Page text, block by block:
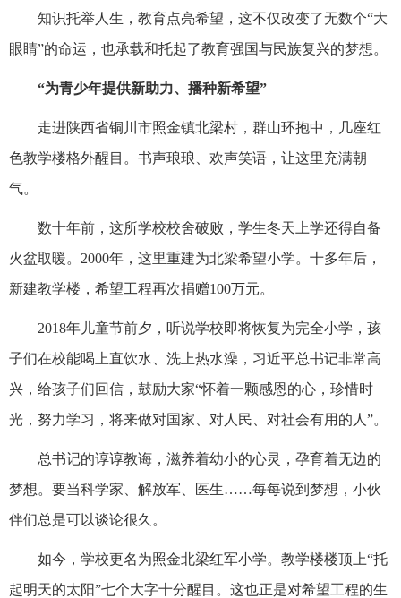
知识托举人生，教育点亮希望，这不仅改变了无数个“大
眼睛”的命运，也承载和托起了教育强国与民族复兴的梦想。
“为青少年提供新助力、播种新希望”
走进陕西省铜川市照金镇北梁村，群山环抱中，几座红
色教学楼格外醒目。书声琅琅、欢声笑语，让这里充满朝
气。
数十年前，这所学校校舍破败，学生冬天上学还得自备
火盆取暖。2000年，这里重建为北梁希望小学。十多年后，
新建教学楼，希望工程再次捐赠100万元。
2018年儿童节前夕，听说学校即将恢复为完全小学，孩
子们在校能喝上直饮水、洗上热水澡，习近平总书记非常高
兴，给孩子们回信，鼓励大家“怀着一颗感恩的心，珍惜时
光，努力学习，将来做对国家、对人民、对社会有用的人”。
总书记的谆谆教诲，滋养着幼小的心灵，孕育着无边的
梦想。要当科学家、解放军、医生……每每说到梦想，小伙
伴们总是可以谈论很久。
如今，学校更名为照金北梁红军小学。教学楼楼顶上“托
起明天的太阳”七个大字十分醒目。这也正是对希望工程的生